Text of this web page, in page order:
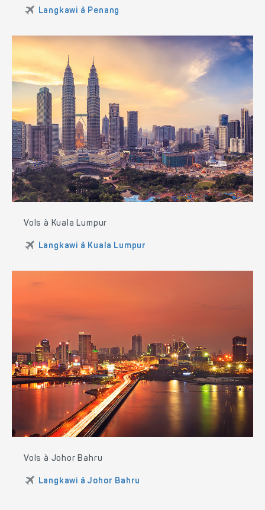
Langkawi à Penang
Vols à Kuala Lumpur
Langkawi à Kuala Lumpur
Vols à Johor Bahru
Langkawi à Johor Bahru